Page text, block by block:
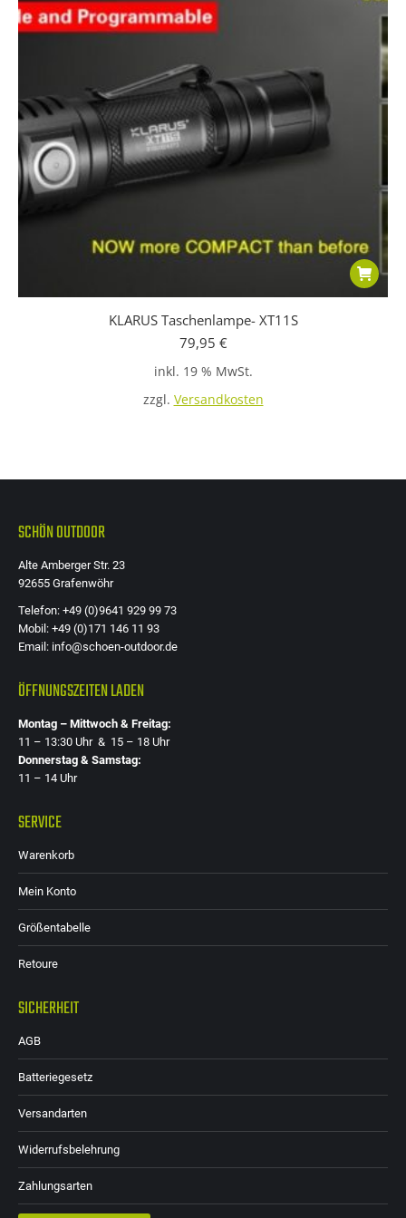
KLARUS Taschenlampe- XT11S
79,95 €
inkl. 19 % MwSt.
zzgl. Versandkosten
SCHÖN OUTDOOR
Alte Amberger Str. 23
92655 Grafenwöhr
Telefon: +49 (0)9641 929 99 73
Mobil: +49 (0)171 146 11 93
Email: info@schoen-outdoor.de
ÖFFNUNGSZEITEN LADEN
Montag – Mittwoch & Freitag:
11 – 13:30 Uhr & 15 – 18 Uhr
Donnerstag & Samstag:
11 – 14 Uhr
SERVICE
Warenkorb
Mein Konto
Größentabelle
Retoure
SICHERHEIT
AGB
Batteriegesetz
Versandarten
Widerrufsbelehrung
Zahlungsarten